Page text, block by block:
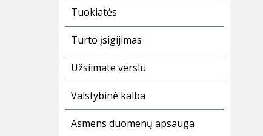
Tuokiatės
Turto įsigijimas
Užsiimate verslu
Valstybinė kalba
Asmens duomenų apsauga